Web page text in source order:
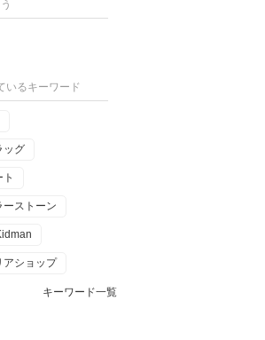
いるキーワード
ッグ
ト
ーストーン
アショップ
キーワード一覧